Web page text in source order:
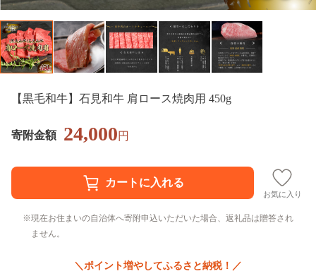
【黒毛和牛】石見和牛 肩ロース焼肉用 450g
寄附金額 24,000円
お気に入り
現在お住まいの自治体へ寄附申込いただいた場合、返礼品は贈答され
ません。
＼ポイント増やしてふるさと納税！／